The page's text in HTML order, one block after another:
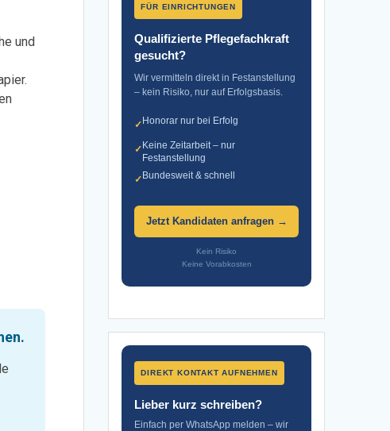
und
FÜR EINRICHTUNGEN
Qualifizierte Pflegefachkraft
gesucht?
Wir vermitteln direkt in Festanstellung
– kein Risiko, nur auf Erfolgsbasis.
✓Honorar nur bei Erfolg
✓Keine Zeitarbeit – nur
Festanstellung
✓Bundesweit & schnell
Jetzt Kandidaten anfragen →
Kein Risiko
Keine Vorabkosten
DIREKT KONTAKT AUFNEHMEN
Lieber kurz schreiben?
Einfach per WhatsApp melden – wir